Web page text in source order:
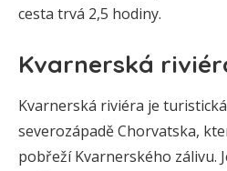
cesta trvá 2,5 hodiny.
Kvarnerská
Kvarnerská riviéra je
severozápadě Chorvatska,
pobřeží Kvarnerského zálivu.